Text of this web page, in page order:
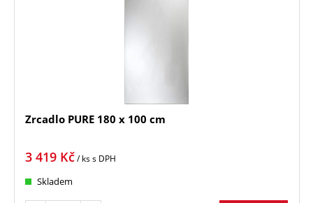
Zrcadlo PURE 180 x 100 cm
3 419 Kč/ kss DPH
Skladem